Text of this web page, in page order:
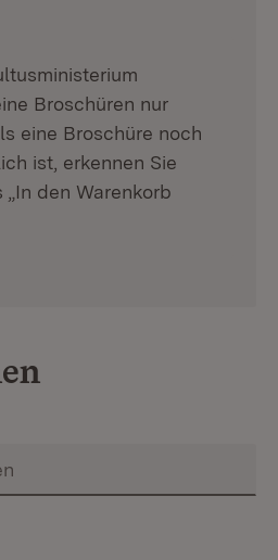
Broschüren nur
eine Broschüre noch
ist, erkennen Sie
den Warenkorb